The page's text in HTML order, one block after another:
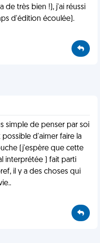
de très bien !), j'ai réussi
d'édition écoulée).
simple de penser par soi
possible d'aimer faire la
(j'espère que cette
interprétée ) fait parti
il y a des choses qui